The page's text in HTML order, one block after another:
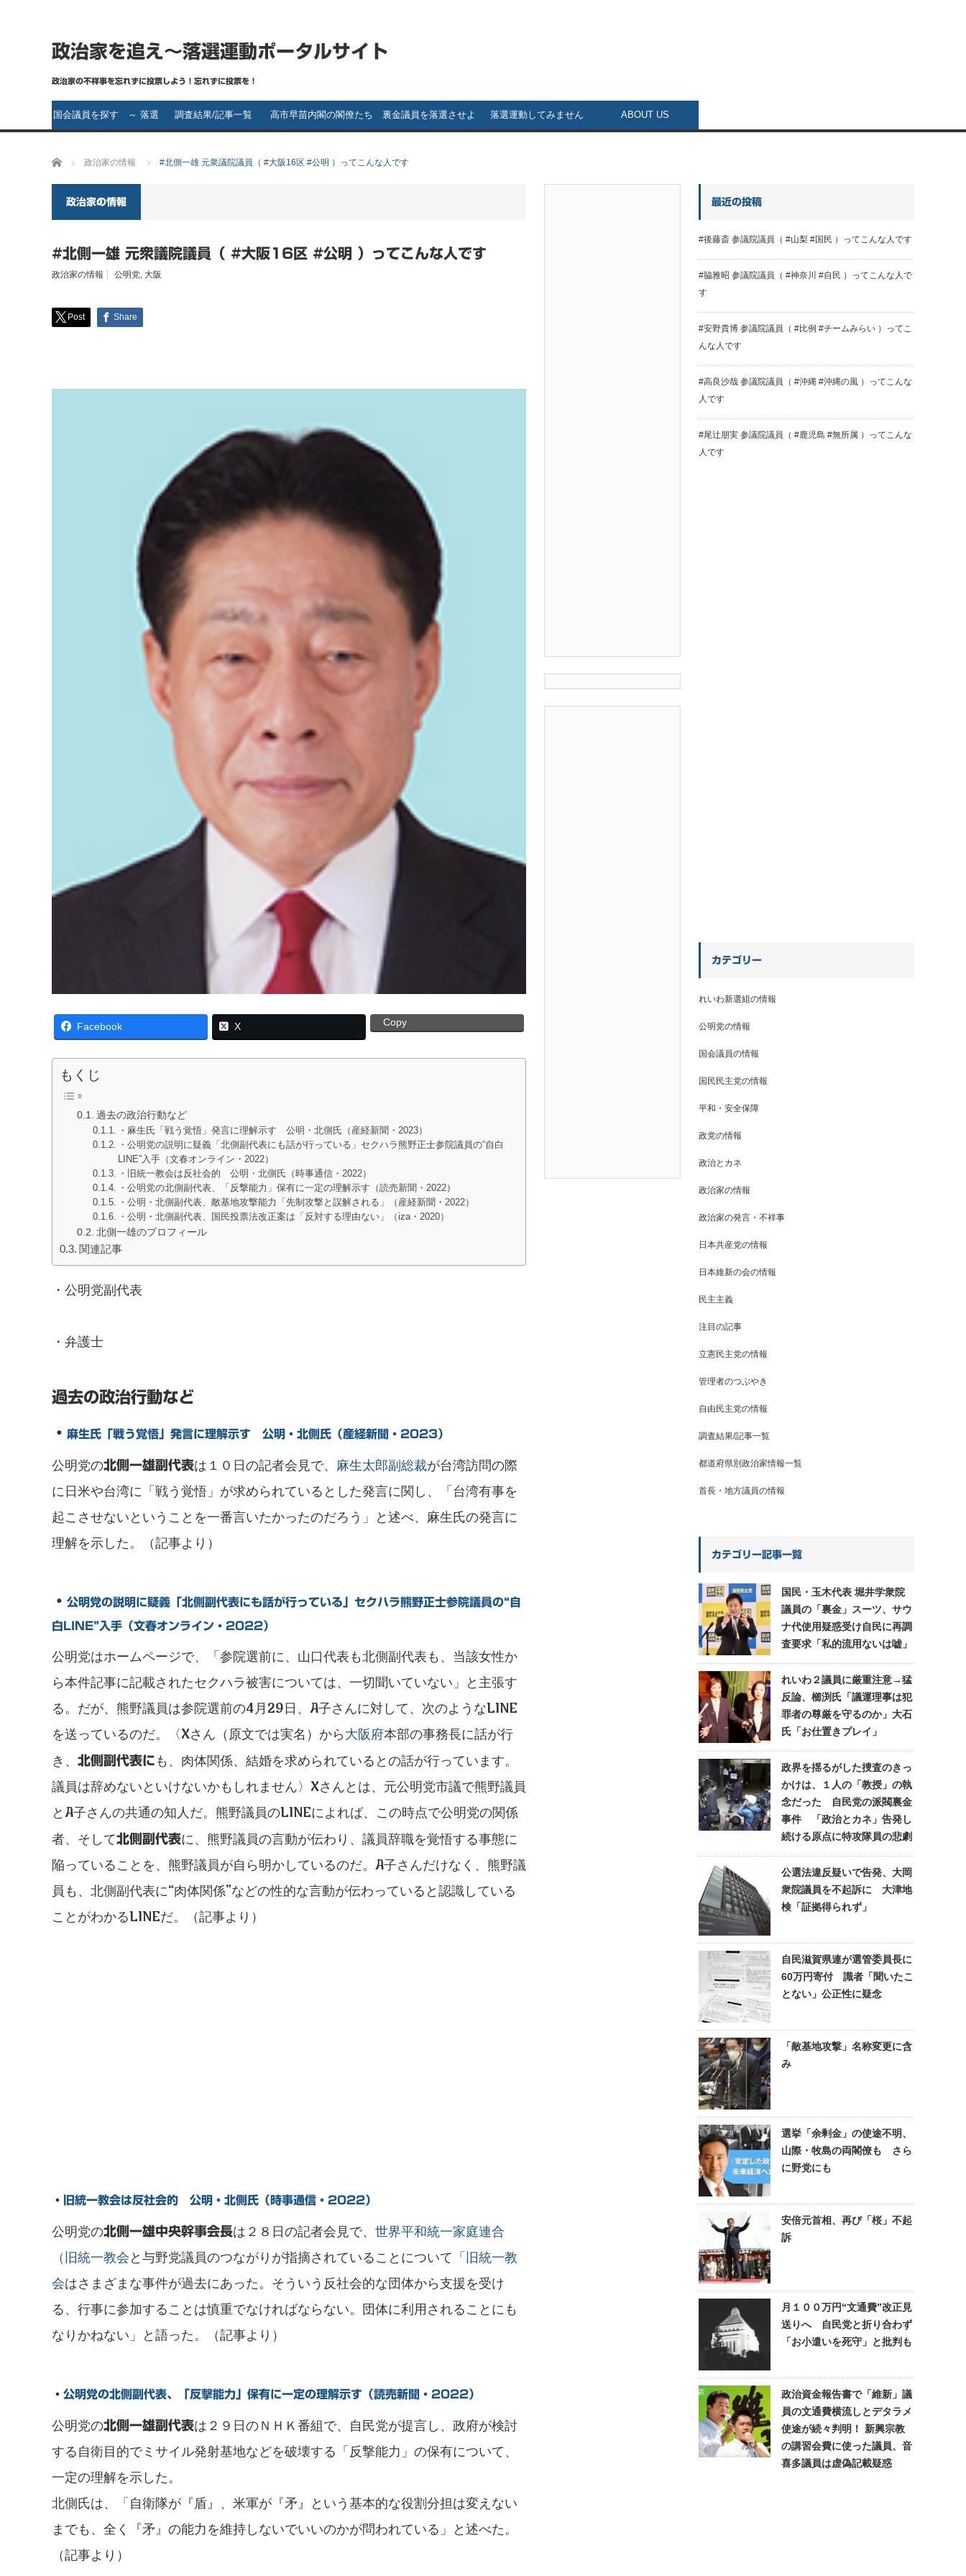
政治家を追え～落選運動ポータルサイト
政治家の不祥事を忘れずに投票しよう！忘れずに投票を！
国会議員を探す ～ 落選
か？
調査結果/記事一覧 高市早苗内閣の閣僚たち 裏金議員を落選させよ 落選運動してみません ABOUT US
ホーム 政治家の情報 #北側一雄 元衆議院議員（ #大阪16区 #公明 ）ってこんな人です
政治家の情報
#北側一雄 元衆議院議員（ #大阪16区 #公明 ）ってこんな人です
政治家の情報 公明党, 大阪
Post Share
Facebook X Copy
もくじ
過去の政治行動など
・麻生氏「戦う覚悟」発言に理解示す 公明・北側氏（産経新聞・2023）
・公明党の説明に疑義「北側副代表にも話が行っている」セクハラ熊野正士参院議員の“自白
LINE”入手（文春オンライン・2022）
・旧統一教会は反社会的 公明・北側氏（時事通信・2022）
・公明党の北側副代表、「反撃能力」保有に一定の理解示す（読売新聞・2022）
・公明・北側副代表、敵基地攻撃能力「先制攻撃と誤解される」（産経新聞・2022）
・公明・北側副代表、国民投票法改正案は「反対する理由ない」（iza・2020）
北側一雄のプロフィール
関連記事
・公明党副代表
・弁護士
過去の政治行動など
・ 麻生氏「戦う覚悟」発言に理解示す 公明・北側氏（産経新聞・2023）
公明党の北側一雄副代表は１０日の記者会見で、 麻生太郎副総裁が台湾訪問の際
に日米や台湾に「戦う覚悟」が求められているとした発言に関し、「台湾有事を
起こさせないということを一番言いたかったのだろう」と述べ、麻生氏の発言に
理解を示した。（記事より）
・ 公明党の説明に疑義「北側副代表にも話が行っている」セクハラ熊野正士参院議員の“自
白LINE”入手（文春オンライン・2022）
公明党はホームページで、「参院選前に、山口代表も北側副代表も、当該女性か
ら本件記事に記載されたセクハラ被害については、一切聞いていない」と主張す
る。だが、熊野議員は参院選前の4月29日、A子さんに対して、次のようなLINE
を送っているのだ。〈Xさん（原文では実名）から大阪府本部の事務長に話が行
き、
北側副代表に も、肉体関係、結婚を求められているとの話が行っています。
議員は辞めないといけないかもしれません〉Xさんとは、元公明党市議で熊野議員
とA子さんの共通の知人だ。熊野議員のLINEによれば、この時点で公明党の関係
者、そして北側副代表に、熊野議員の言動が伝わり、議員辞職を覚悟する事態に
陥っていることを、熊野議員が自ら明かしているのだ。A子さんだけなく、熊野議
員も、北側副代表に“肉体関係”などの性的な言動が伝わっていると認識している
ことがわかるLINEだ。（記事より）
・ 旧統一教会は反社会的 公明・北側氏（時事通信・2022）
公明党の北側一雄中央幹事会長は２８日の記者会見で、 世界平和統一家庭連合
（旧統一教会と与野党議員のつながりが指摘されていることについて「旧統一教
会はさまざまな事件が過去にあった。そういう反社会的な団体から支援を受け
る、行事に参加することは慎重でなければならない。団体に利用されることにも
なりかねない」と語った。（記事より）
・ 公明党の北側副代表、「反撃能力」保有に一定の理解示す（読売新聞・2022）
公明党の北側一雄副代表は２９日のＮＨＫ番組で、自民党が提言し、政府が検討
する自衛目的でミサイル発射基地などを破壊する「反撃能力」の保有について、
一定の理解を示した。
北側氏は、「自衛隊が『盾』、米軍が『矛』という基本的な役割分担は変えない
までも、全く『矛』の能力を維持しないでいいのかが問われている」と述べた。
（記事より）
最近の投稿
#後藤斎 参議院議員（ #山梨 #国民 ）ってこんな人です
#脇雅昭 参議院議員（ #神奈川 #自民 ）ってこんな人で
す
#安野貴博 参議院議員（ #比例 #チームみらい ）ってこ
んな人です
#高良沙哉 参議院議員（ #沖縄 #沖縄の風 ）ってこんな
人です
#尾辻朋実 参議院議員（ #鹿児島 #無所属 ）ってこんな
人です
カテゴリー
れいわ新選組の情報
公明党の情報
国会議員の情報
国民民主党の情報
平和・安全保障
政党の情報
政治とカネ
政治家の情報
政治家の発言・不祥事
日本共産党の情報
日本維新の会の情報
民主主義
注目の記事
立憲民主党の情報
管理者のつぶやき
自由民主党の情報
調査結果/記事一覧
都道府県別政治家情報一覧
首長・地方議員の情報
カテゴリー記事一覧
国民・玉木代表 堀井学衆院
議員の「裏金」スーツ、サウ
ナ代使用疑惑受け自民に再調
査要求「私的流用ないは嘘」
れいわ２議員に厳重注意→猛
反論、櫛渕氏「議運理事は犯
罪者の尊厳を守るのか」大石
氏「お仕置きプレイ」
政界を揺るがした捜査のきっ
かけは、１人の「教授」の執
念だった 自民党の派閥裏金
事件 「政治とカネ」告発し
続ける原点に特攻隊員の悲劇
公選法違反疑いで告発、大岡
衆院議員を不起訴に 大津地
検「証拠得られず」
自民滋賀県連が選管委員長に
60万円寄付 識者「聞いたこ
とない」公正性に疑念
「敵基地攻撃」名称変更に含
み
選挙「余剰金」の使途不明、
山際・牧島の両閣僚も さら
に野党にも
安倍元首相、再び「桜」不起
訴
月１００万円“文通費”改正見
送りへ 自民党と折り合わず
「お小遣いを死守」と批判も
政治資金報告書で「維新」議
員の文通費横流しとデタラメ
使途が続々判明！ 新興宗教
の講習会費に使った議員、音
喜多議員は虚偽記載疑惑